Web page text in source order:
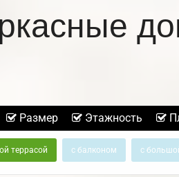
Размер Этажность
террасой с балконом с